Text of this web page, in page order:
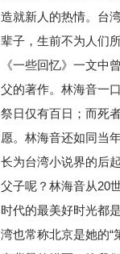
造就新人的热情。台
辈子，生前不为人们
《一些回忆》一文中
父的著作。林海音一
祭日仅有百日；而死
愿。林海音还如同当
长为台湾小说界的后
父子呢？林海音从20
时代的最美好时光都
湾也常称北京是她的“